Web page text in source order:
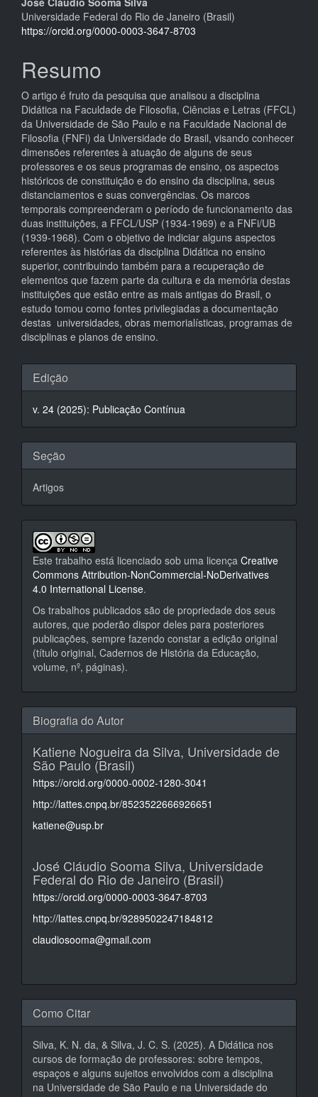
principal
Universidade Federal do Rio de Janeiro (Brasil)
https://orcid.org/0000-0003-3647-8703
Resumo
O artigo é fruto da pesquisa que analisou a disciplina
Didática na Faculdade de Filosofia, Ciências e Letras (FFCL)
da Universidade de São Paulo e na Faculdade Nacional de
Filosofia (FNFi) da Universidade do Brasil, visando conhecer
dimensões referentes à atuação de alguns de seus
professores e os seus programas de ensino, os aspectos
históricos de constituição e do ensino da disciplina, seus
distanciamentos e suas convergências. Os marcos
temporais compreenderam o período de funcionamento das
duas instituições, a FFCL/USP (1934-1969) e a FNFi/UB
(1939-1968). Com o objetivo de indiciar alguns aspectos
referentes às histórias da disciplina Didática no ensino
superior, contribuindo também para a recuperação de
elementos que fazem parte da cultura e da memória destas
instituições que estão entre as mais antigas do Brasil, o
estudo tomou como fontes privilegiadas a documentação
destas universidades, obras memorialísticas, programas de
disciplinas e planos de ensino.
Detalhes
do
artigo
Edição
v. 24 (2025): Publicação Contínua
Seção
Artigos
Este trabalho está licenciado sob uma licença Creative
Commons Attribution-NonCommercial-NoDerivatives
4.0 International License.
Os trabalhos publicados são de propriedade dos seus
autores, que poderão dispor deles para posteriores
publicações, sempre fazendo constar a edição original
(título original, Cadernos de História da Educação,
volume, nº, páginas).
Biografia do Autor
Katiene Nogueira da Silva, Universidade de
São Paulo (Brasil)
https://orcid.org/0000-0002-1280-3041
http://lattes.cnpq.br/8523522666926651
katiene@usp.br
José Cláudio Sooma Silva, Universidade
Federal do Rio de Janeiro (Brasil)
https://orcid.org/0000-0003-3647-8703
http://lattes.cnpq.br/9289502247184812
claudiosooma@gmail.com
Como Citar
Silva, K. N. da, & Silva, J. C. S. (2025). A Didática nos
cursos de formação de professores: sobre tempos,
espaços e alguns sujeitos envolvidos com a disciplina
na Universidade de São Paulo e na Universidade do